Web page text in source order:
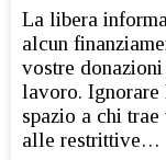
La libera
alcun
vostre
lavoro.
spazio a chi
alle restrittive…